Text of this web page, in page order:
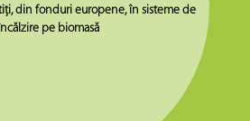
din fonduri europene, în sisteme de
pe biomasă